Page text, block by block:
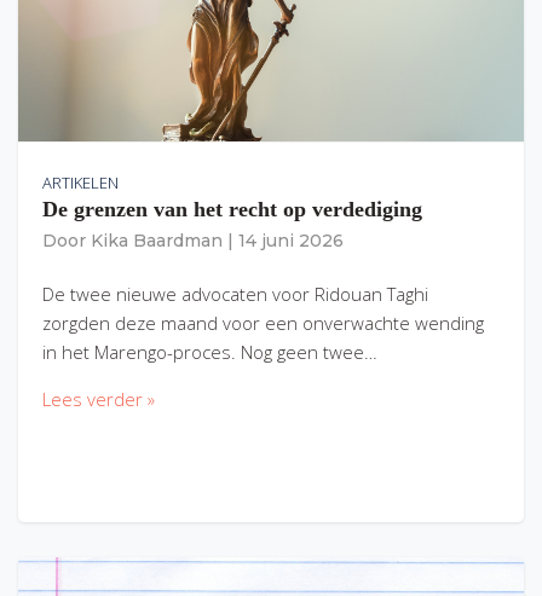
ARTIKELEN
De grenzen van het recht op verdediging
Door Kika Baardman 14 juni 2026
De twee nieuwe advocaten voor Ridouan Taghi
zorgden deze maand voor een onverwachte wending
in het Marengo-proces. Nog geen twee…
Lees verder »